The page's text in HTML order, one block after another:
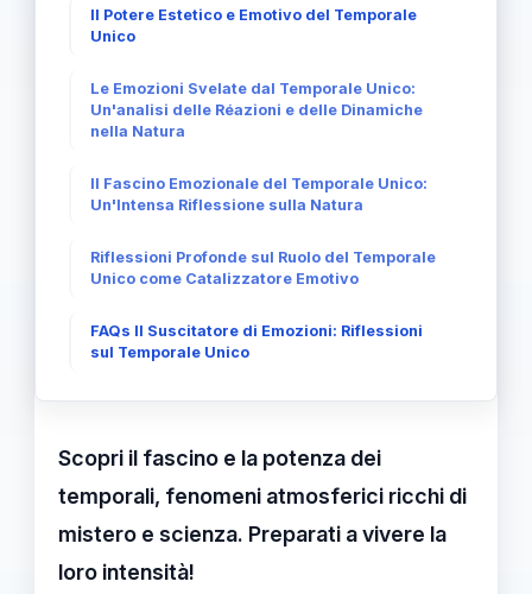
Il Potere Estetico e Emotivo del Temporale
Unico
Le Emozioni Svelate dal Temporale Unico:
Un'analisi delle Réazioni e delle Dinamiche
nella Natura
Il Fascino Emozionale del Temporale Unico:
Un'Intensa Riflessione sulla Natura
Riflessioni Profonde sul Ruolo del Temporale
Unico come Catalizzatore Emotivo
FAQs Il Suscitatore di Emozioni: Riflessioni
sul Temporale Unico
Scopri il fascino e la potenza dei
temporali, fenomeni atmosferici ricchi di
mistero e scienza. Preparati a vivere la
loro intensità!